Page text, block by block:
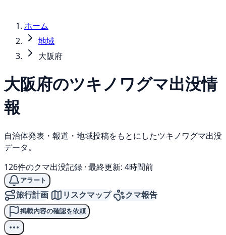
ホーム
地域
大阪府
大阪府のツキノワグマ出没情
報
自治体発表・報道・地域投稿をもとにしたツキノワグマ出没
データ。
126件のクマ出没記録 · 最終更新: 4時間前
アラート
旅行計画 リスクマップ クマ報告
掲載内容の確認を依頼